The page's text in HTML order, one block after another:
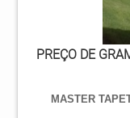
atividades;
dos
geração. A
empresa
PREÇO DE
MASTER